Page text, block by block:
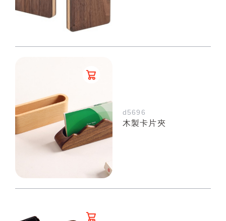
d5696
木製卡片夾